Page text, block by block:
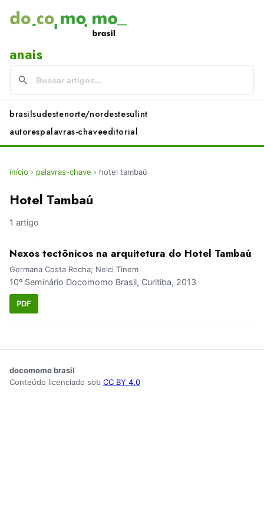
anais
brasilsudestenorte/nordestesulint
autorespalavras-chaveeditorial
início › palavras-chave › hotel tambaú
Hotel Tambaú
1 artigo
Nexos tectônicos na arquitetura do Hotel Tambaú
Germana Costa Rocha; Nelci Tinem
10º Seminário Docomomo Brasil, Curitiba, 2013
PDF
docomomo brasil
Conteúdo licenciado sob CC BY 4.0